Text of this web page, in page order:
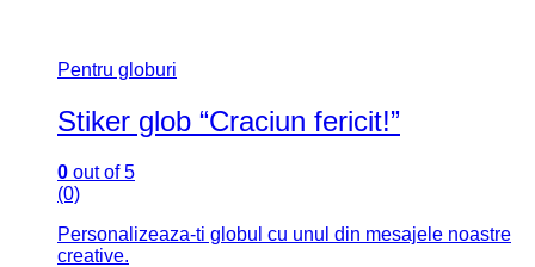
Pentru globuri
Stiker glob “Craciun fericit!”
0 out of 5
(0)
Personalizeaza-ti globul cu unul din mesajele noastre
creative.